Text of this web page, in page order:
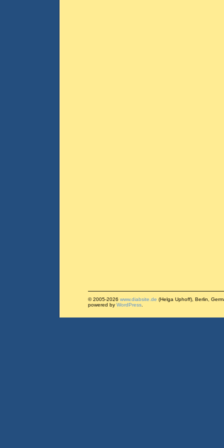
© 2005-2026 www.diabsite.de (Helga Uphoff), Berlin,
powered by WordPress.